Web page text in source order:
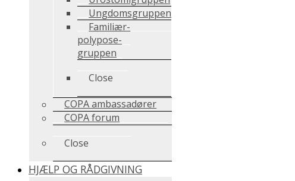
Ungdomsgruppen
Familiær-
polypose-
gruppen
Close
COPA ambassadører
COPA forum
Close
HJÆLP OG RÅDGIVNING